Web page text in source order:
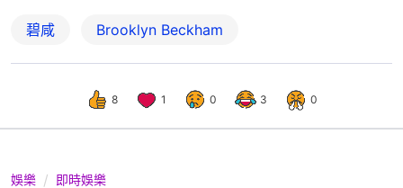
碧咸 Brooklyn Beckham
8 1 0 3 0
娛樂 即時娛樂